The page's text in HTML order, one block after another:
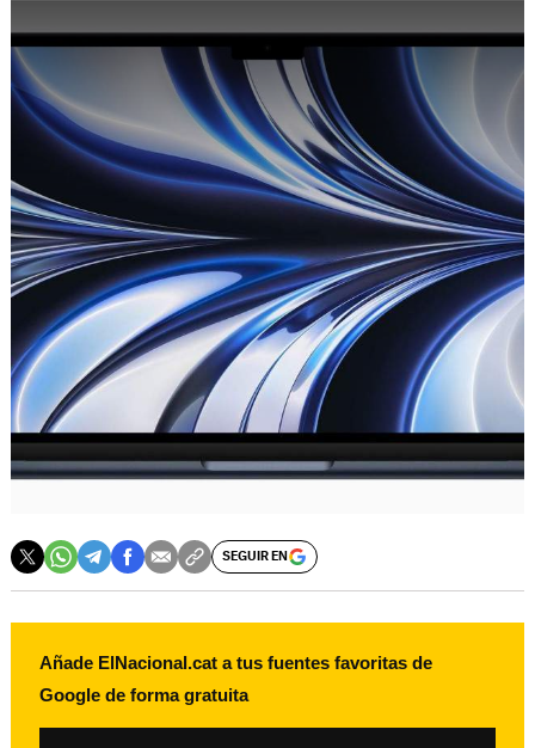
SEGUIR EN
Añade ElNacional.cat a tus fuentes favoritas de
Google de forma gratuita